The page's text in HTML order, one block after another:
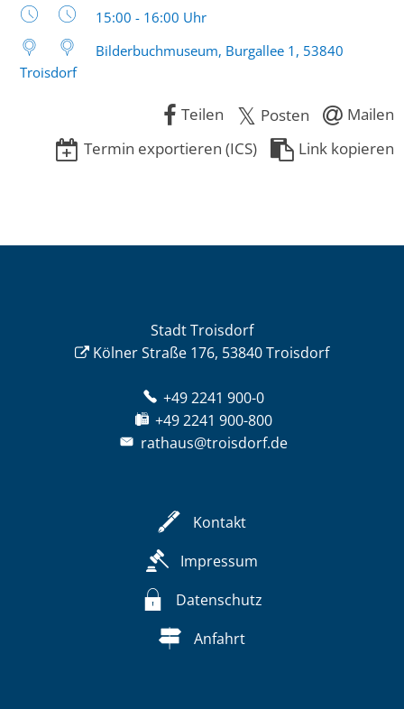
Uhrzeit:
15:00 - 16:00 Uhr
Bilderbuchmuseum, Burgallee 1, 53840
Troisdorf
Teilen Posten
Mailen
Termin exportieren (ICS)
Link kopieren
Stadt Troisdorf
Kölner Straße 176, 53840 Troisdorf
+49 2241 900-0
+49 2241 900-800
rathaus@troisdorf.de
Kontakt
Impressum
Datenschutz
Anfahrt